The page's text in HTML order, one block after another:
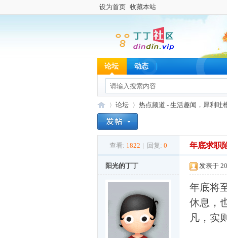
设为首页 收藏本站
论坛 动态
论坛
›
热点频道 - 生活趣闻，犀利吐
查看: 1822 | 回复: 0 年底求职
阳光的丁丁 发表于
年底将
休息，
凡，实